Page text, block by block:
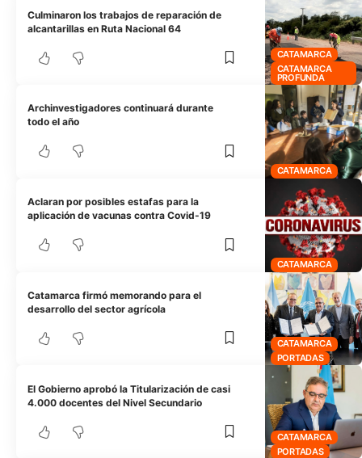
CATAMARCA
CATAMARCA
PROFUNDA
Culminaron los trabajos de reparación de
alcantarillas en Ruta Nacional 64
CATAMARCA
Archinvestigadores continuará durante
todo el año
CATAMARCA
Aclaran por posibles estafas para la
aplicación de vacunas contra Covid-19
CATAMARCA
PORTADAS
Catamarca firmó memorando para el
desarrollo del sector agrícola
CATAMARCA
PORTADAS
El Gobierno aprobó la Titularización de casi
4.000 docentes del Nivel Secundario